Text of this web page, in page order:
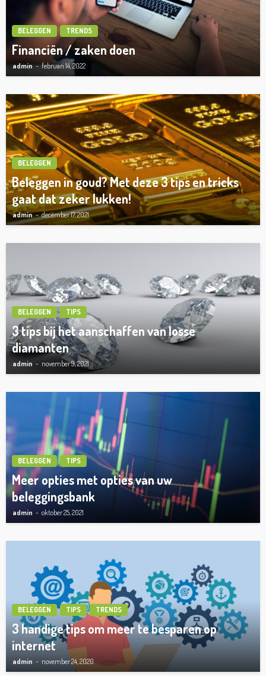
BELEGGEN TRENDS
Financiën / zaken doen
admin februari 14, 2022
BELEGGEN
Beleggen in goud? Met deze 3 tips en tricks
gaat dat zeker lukken!
admin december 17, 2021
BELEGGEN TIPS
3 tips bij het aanschaffen van losse
diamanten
admin november 9, 2021
BELEGGEN TIPS
Meer opties met opties van uw
beleggingsbank
admin oktober 25, 2021
BELEGGEN TIPS TRENDS
3 handige tips om meer te besparen op
internet
admin november 24, 2020